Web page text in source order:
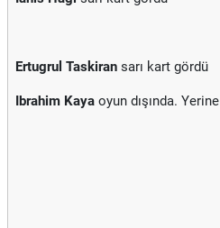
Ertugrul Taskiran sarı kart gördü
Ibrahim Kaya oyun dışında. Yerine